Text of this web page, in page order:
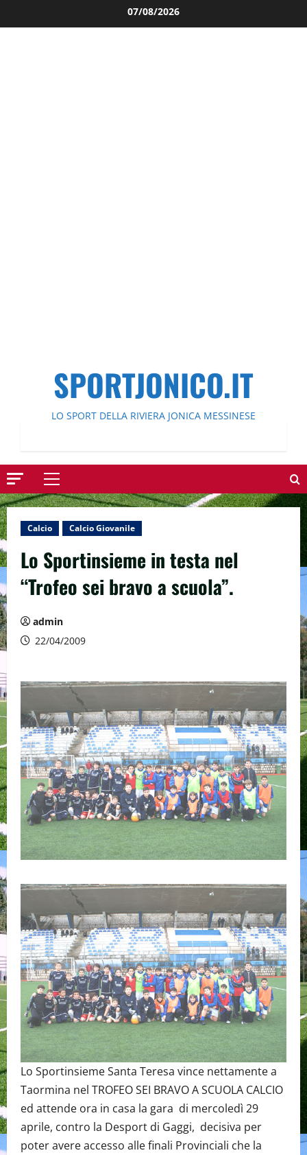
al
07/08/2026
SPORTJONICO.IT
LO SPORT DELLA RIVIERA JONICA MESSINESE
Menu
principale
Calcio Calcio Giovanile
Lo Sportinsieme in testa nel
“Trofeo sei bravo a scuola”.
admin
22/04/2009
Lo Sportinsieme Santa Teresa vince nettamente a
Taormina nel TROFEO SEI BRAVO A SCUOLA CALCIO
ed attende ora in casa la gara di mercoledì 29
aprile, contro la Desport di Gaggi, decisiva per
poter avere accesso alle finali Provinciali che la